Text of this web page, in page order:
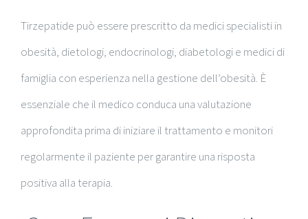
Tirzepatide può essere prescritto da medici specialisti in
obesità, dietologi, endocrinologi, diabetologi e medici di
famiglia con esperienza nella gestione dell’obesità. È
essenziale che il medico conduca una valutazione
approfondita prima di iniziare il trattamento e monitori
regolarmente il paziente per garantire una risposta
positiva alla terapia.